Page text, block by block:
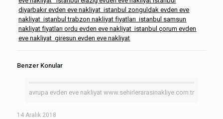
diyarbakır evden eve nakliyat istanbul zonguldak evden eve
nakliyat istanbul trabzon nakliyat fiyatları istanbul samsun
nakliyat fiyatları ordu evden eve nakliyat istanbul çorum evden
eve nakliyat giresun evden eve nakliyat
Benzer Konular
avrupa evden eve nakliyat www.sehirlerarasinakliye.com.tr
14 Aralık 2018